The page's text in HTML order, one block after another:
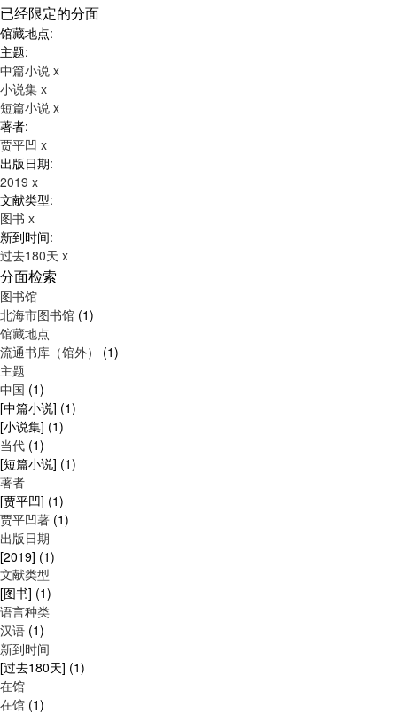
已经限定的分面
馆藏地点:
主题:
中篇小说 x
小说集 x
短篇小说 x
著者:
贾平凹 x
出版日期:
2019 x
文献类型:
图书 x
新到时间:
过去180天 x
分面检索
图书馆
北海市图书馆 (1)
馆藏地点
流通书库（馆外） (1)
主题
中国 (1)
[中篇小说] (1)
[小说集] (1)
当代 (1)
[短篇小说] (1)
著者
[贾平凹] (1)
贾平凹著 (1)
出版日期
[2019] (1)
文献类型
[图书] (1)
语言种类
汉语 (1)
新到时间
[过去180天] (1)
在馆
在馆 (1)